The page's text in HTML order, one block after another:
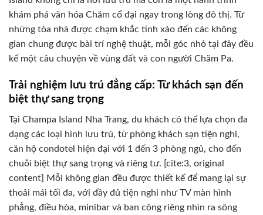
khám phá văn hóa Chăm cổ đại ngay trong lòng đô thị. Từ
những tòa nhà được chạm khắc tinh xảo đến các không
gian chung được bài trí nghệ thuật, mỗi góc nhỏ tại đây đều
kể một câu chuyện về vùng đất và con người Chăm Pa.
Trải nghiệm lưu trú đẳng cấp: Từ khách sạn đến
biệt thự sang trọng
Tại Champa Island Nha Trang, du khách có thể lựa chọn đa
dạng các loại hình lưu trú, từ phòng khách sạn tiện nghi,
căn hộ condotel hiện đại với 1 đến 3 phòng ngủ, cho đến
chuỗi biệt thự sang trọng và riêng tư. [cite:3, original
content] Mỗi không gian đều được thiết kế để mang lại sự
thoải mái tối đa, với đầy đủ tiện nghi như TV màn hình
phẳng, điều hòa, minibar và ban công riêng nhìn ra sông